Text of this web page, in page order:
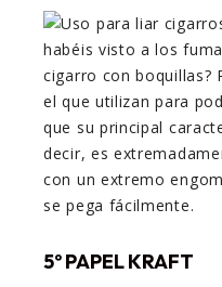
habéis visto a los
cigarro con boquillas?
el que utilizan para
que su principal
decir, es
con un extremo
se pega fácilmente.
5º PAPEL KRAFT